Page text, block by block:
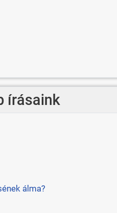
írásaink
álma?